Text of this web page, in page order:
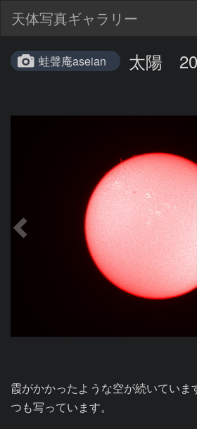
天体写真ギャラリー
蛙聲庵aseian 太陽
霞がかかったような空が続いていま
つも写っています。